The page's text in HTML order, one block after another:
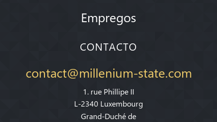
Empregos
CONTACTO
contact@millenium-state.com
1. rue Phillipe II
L-2340 Luxembourg
Grand-Duché de